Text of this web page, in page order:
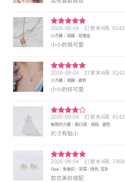
評分5 滿
分 5
2026-08-04 訂單末4碼: 8142
小方糖｜項鍊 - 玫瑰金
小小的很可愛
評分5 滿
分 5
2026-08-04 訂單末4碼: 8142
小方糖｜項鍊 - 銀色
小小的好可愛
評分4
滿分 5
2026-08-04 訂單末4碼: 8142
無限的力量｜開口戒．戒指 - 銀色
尺寸有點小
評分5 滿
分 5
2026-08-04 訂單末4碼: 7468
Opal｜免後扣．耳環 - 綠色, 耳針
款式美好搭配